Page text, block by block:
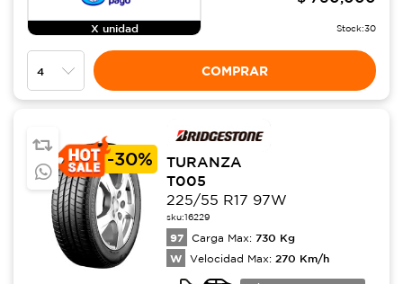
X unidad Stock:30
COMPRAR
-30%
TURANZA
T005
225/55 R17 97W
sku:16229
97 Carga Max: 730 Kg
W Velocidad Max: 270 Km/h